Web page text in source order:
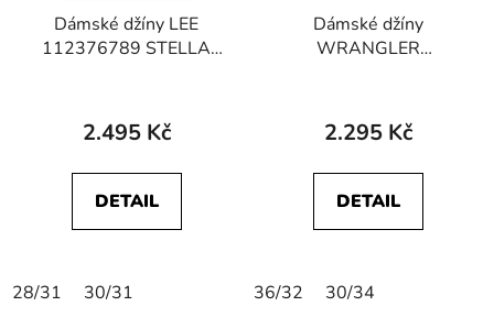
Dámské džíny LEE
112376789 STELLA
2.495 Kč
DETAIL
28/31 30/31
Dámské džíny
WRANGLER
2.295 Kč
DETAIL
36/32 30/34